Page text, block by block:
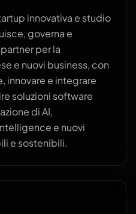
innovativa e studio
governa e
per la
e nuovi business, con
innovare e integrare
soluzioni software
di AI,
e nuovi
e sostenibili.